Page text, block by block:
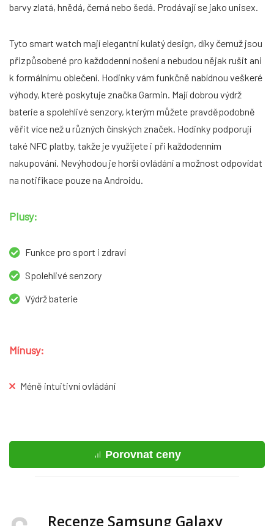
barvy zlatá, hnědá, černá nebo šedá. Prodávají se jako unisex.
Tyto smart watch mají elegantní kulatý design, díky čemuž jsou
přizpůsobené pro každodenní nošení a nebudou nějak rušit ani
k formálnímu oblečení. Hodinky vám funkčně nabídnou veškeré
výhody, které poskytuje značka Garmin. Mají dobrou výdrž
baterie a spolehlivé senzory, kterým můžete pravděpodobně
věřit více než u různých čínských značek. Hodinky podporují
také NFC platby, takže je využijete i při každodenním
nakupování. Nevýhodou je horší ovládání a možnost odpovídat
na notifikace pouze na Androidu.
Plusy:
Funkce pro sport i zdraví
Spolehlivé senzory
Výdrž baterie
Mínusy:
Méně intuitivní ovládání
Porovnat ceny
Recenze Samsung Galaxy